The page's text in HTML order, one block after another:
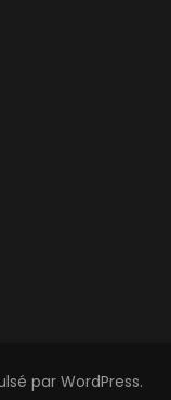
parWordPress.